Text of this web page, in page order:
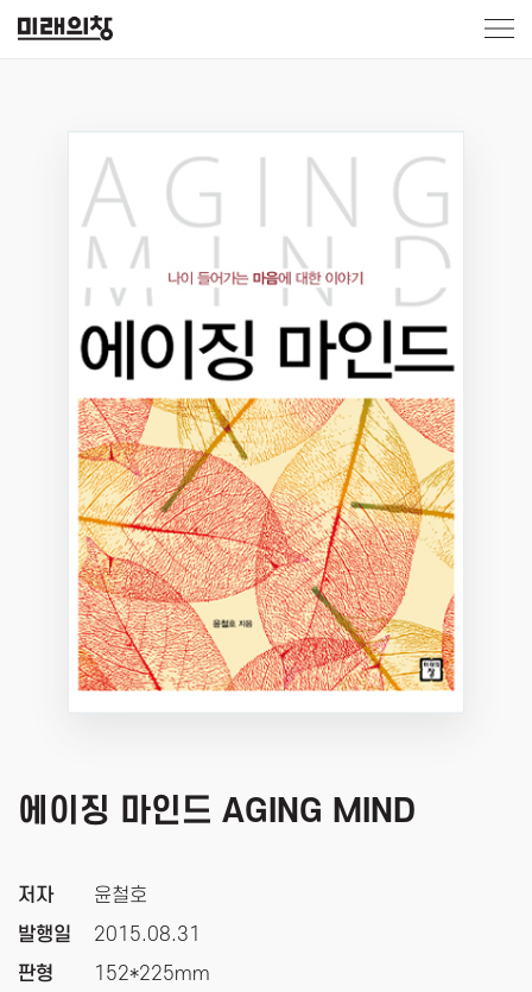
에이징 마인드 AGING MIND
저자
발행일
판형
윤철호
2015.08.31
152*225mm